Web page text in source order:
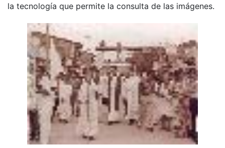
la tecnología que permite la consulta de las imágenes.